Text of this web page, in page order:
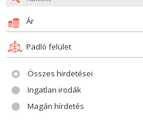
Ár
Padló felület
Összes hirdetései
Ingatlan irodák
Magán hírdetés